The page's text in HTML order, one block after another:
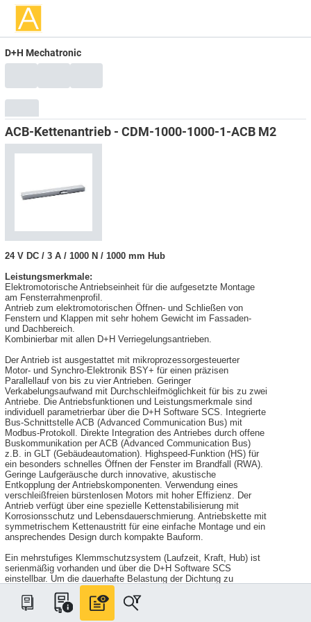
D+H Mechatronic
ACB-Kettenantrieb - CDM-1000-1000-1-ACB M2
24 V DC / 3 A / 1000 N / 1000 mm Hub
Leistungsmerkmale:
Elektromotorische Antriebseinheit für die aufgesetzte Montage
am Fensterrahmenprofil.
Antrieb zum elektromotorischen Öffnen- und Schließen von
Fenstern und Klappen mit sehr hohem Gewicht im Fassaden-
und Dachbereich.
Kombinierbar mit allen D+H Verriegelungsantrieben.
Der Antrieb ist ausgestattet mit mikroprozessorgesteuerter
Motor- und Synchro-Elektronik BSY+ für einen präzisen
Parallellauf von bis zu vier Antrieben. Geringer
Verkabelungsaufwand mit Durchschleifmöglichkeit für bis zu zwei
Antriebe. Die Antriebsfunktionen und Leistungsmerkmale sind
individuell parametrierbar über die D+H Software SCS. Integrierte
Bus-Schnittstelle ACB (Advanced Communication Bus) mit
Modbus-Protokoll. Direkte Integration des Antriebes durch offene
Buskommunikation per ACB (Advanced Communication Bus)
z.B. in GLT (Gebäudeautomation). Highspeed-Funktion (HS) für
ein besonders schnelles Öffnen der Fenster im Brandfall (RWA).
Geringe Laufgeräusche durch innovative, akustische
Entkopplung der Antriebskomponenten. Verwendung eines
verschleißfreien bürstenlosen Motors mit hoher Effizienz. Der
Antrieb verfügt über eine spezielle Kettenstabilisierung mit
Korrosionsschutz und Lebensdauerschmierung. Antriebskette mit
symmetrischem Kettenaustritt für eine einfache Montage und ein
ansprechendes Design durch kompakte Bauform.
Ein mehrstufiges Klemmschutzsystem (Laufzeit, Kraft, Hub) ist
serienmäßig vorhanden und über die D+H Software SCS
einstellbar. Um die dauerhafte Belastung der Dichtung zu
reduzieren wird nach dem Schließvorgang eine automatische
Dichtungsentlastung vorgenommen. Einfache Installation durch
verpolungssicheres Steckersystem.